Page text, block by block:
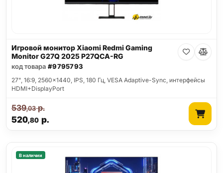
Игровой монитор Xiaomi Redmi Gaming
Monitor G27Q 2025 P27QCA-RG
код товара #9795793
27", 16:9, 2560x1440, IPS, 180 Гц, VESA Adaptive-Sync, интерфейсы
HDMI+DisplayPort
520,80р.
539,03р.
В наличии